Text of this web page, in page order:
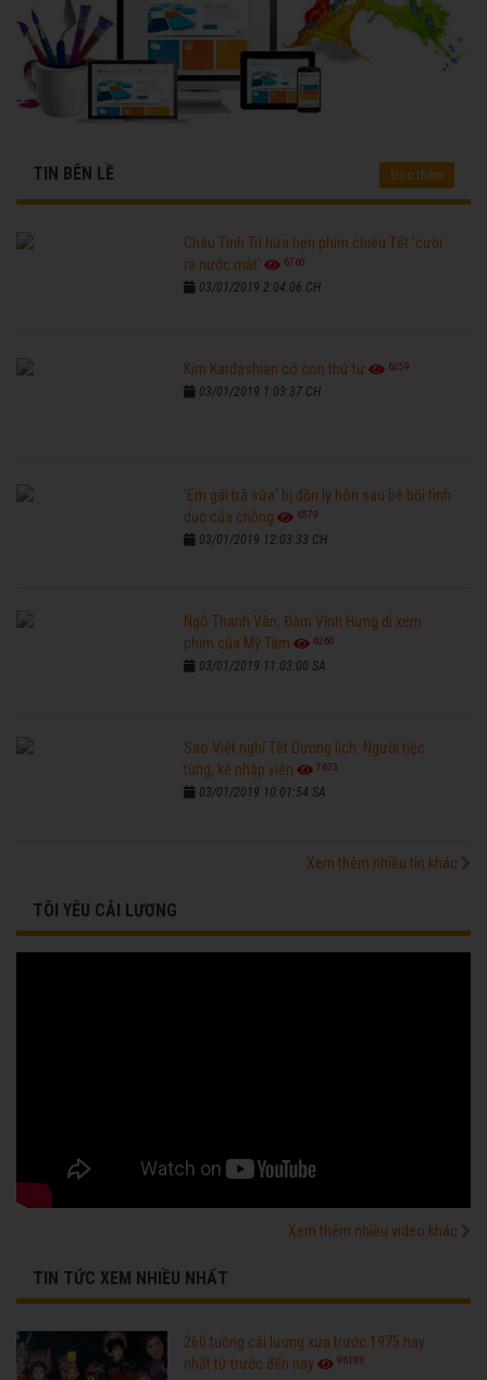
TIN BÊN LỀ Đọc thêm
Châu Tinh Trì hứa hẹn phim chiếu Tết 'cười
ra nước mắt'
6760
03/01/2019 2:04:06 CH
Kim Kardashian có con thứ tư 6259
03/01/2019 1:03:37 CH
'Em gái trà sữa' bị đồn ly hôn sau bê bối tình
dục của chồng
6579
03/01/2019 12:03:33 CH
Ngô Thanh Vân, Đàm Vĩnh Hưng đi xem
phim của Mỹ Tâm
6260
03/01/2019 11:03:00 SA
Sao Việt nghỉ Tết Dương lịch: Người tiệc
tùng, kẻ nhập viện
7673
03/01/2019 10:01:54 SA
Xem thêm nhiều tin khác
TÔI YÊU CẢI LƯƠNG
Xem thêm nhiều video khác
TIN TỨC XEM NHIỀU NHẤT
260 tuồng cải lương xưa trước 1975 hay
nhất từ trước đến nay
96193